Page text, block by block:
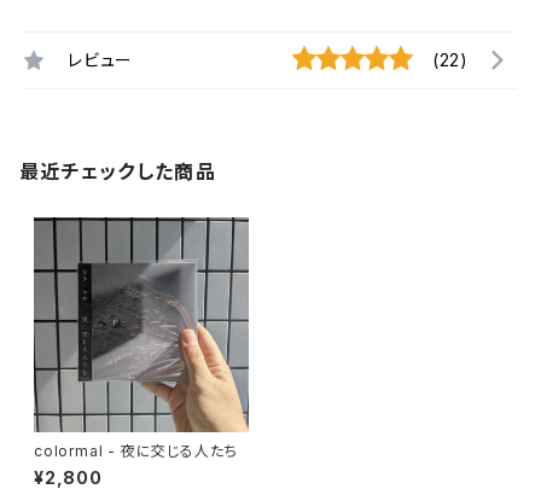
レビュー (22)
最近チェックした商品
colormal - 夜に交じる人たち
¥2,800